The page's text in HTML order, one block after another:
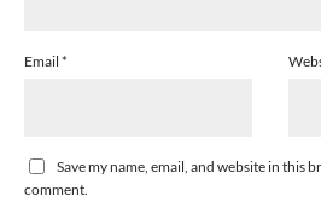
Email *
Save my name, email, and website in this
comment.